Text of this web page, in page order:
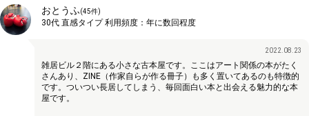
おとうふ(45件)
30代 直感タイプ利用頻度： 年に数回程度
2022.08.23
雑居ビル２階にある小さな古本屋です。ここはアート関係の本がたく
さんあり、ZINE（作家自らが作る冊子）も多く置いてあるのも特徴的
です。ついつい長居してしまう、毎回面白い本と出会える魅力的な本
屋です。